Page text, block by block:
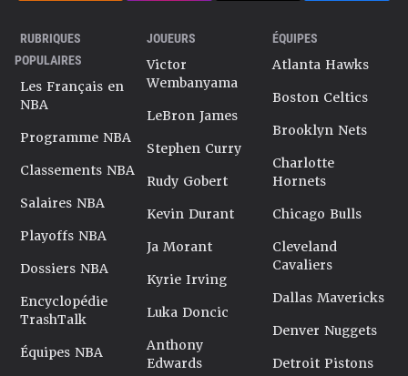
RUBRIQUES
POPULAIRES
Les Français en
NBA
Programme NBA
Classements NBA
Salaires NBA
Playoffs NBA
Dossiers NBA
Encyclopédie
TrashTalk
Équipes NBA
JOUEURS
Victor
Wembanyama
LeBron James
Stephen Curry
Rudy Gobert
Kevin Durant
Ja Morant
Kyrie Irving
Luka Doncic
Anthony
Edwards
ÉQUIPES
Atlanta Hawks
Boston Celtics
Brooklyn Nets
Charlotte
Hornets
Chicago Bulls
Cleveland
Cavaliers
Dallas Mavericks
Denver Nuggets
Detroit Pistons